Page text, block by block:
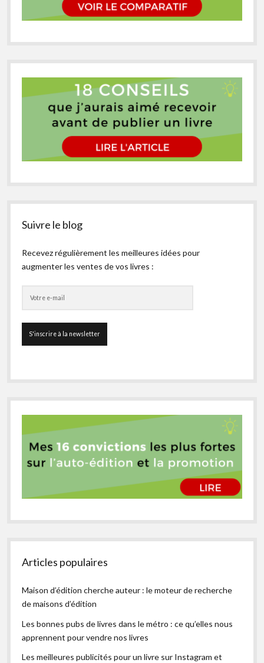
Suivre le blog
Recevez régulièrement les meilleures idées pour
augmenter les ventes de vos livres :
Articles populaires
Maison d’édition cherche auteur : le moteur de recherche
de maisons d’édition
Les bonnes pubs de livres dans le métro : ce qu’elles nous
apprennent pour vendre nos livres
Les meilleures publicités pour un livre sur Instagram et